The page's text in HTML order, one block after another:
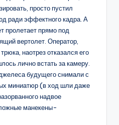
просто пустил
ради эффектного кадра. А
пролетает прямо под
вертолет. Оператор,
наотрез отказался его
лично встать за камеру.
будущего снимали с
миниатюр (в ход шли даже
надвое
манекены-